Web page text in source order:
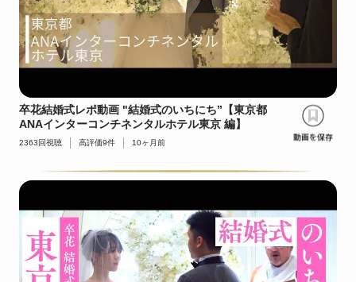
卒花結婚式レポ動画 "結婚式のいちにち”【東京都
ANAインターコンチネンタルホテル東京 編】
2363 回視聴 高評価9件 10ヶ月前